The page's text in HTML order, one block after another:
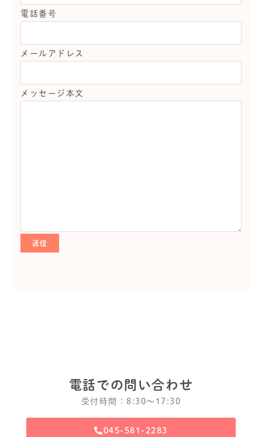
電話番号
メールアドレス
メッセージ本文
電話での問い合わせ
受付時間：8:30〜17:30
045-581-2283